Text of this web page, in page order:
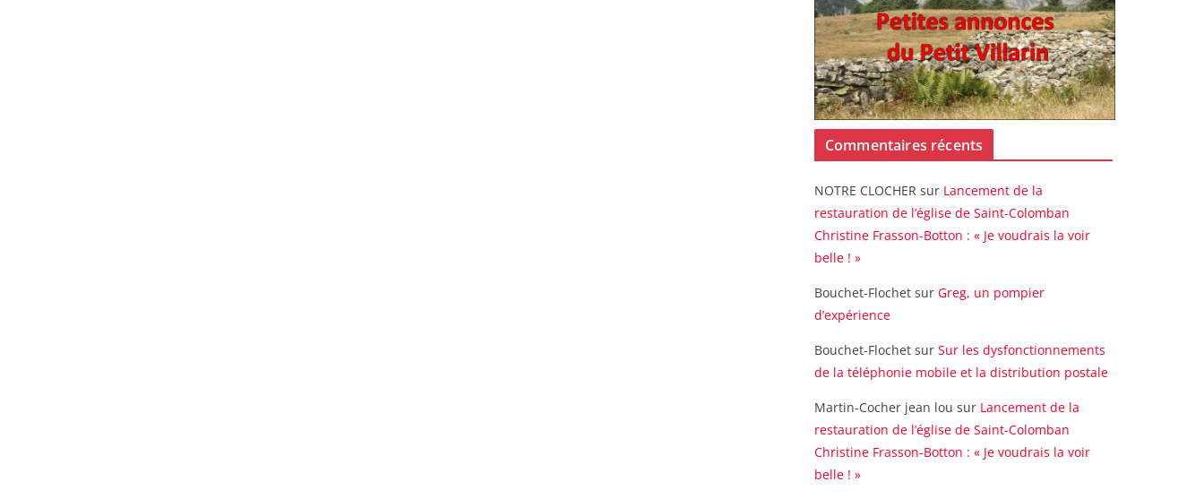
Commentaires récents
NOTRE CLOCHER sur Lancement de la
restauration de l’église de Saint-Colomban
Christine Frasson-Botton : « Je voudrais la voir
belle ! »
Bouchet-Flochet sur Greg, un pompier
d’expérience
Bouchet-Flochet sur Sur les dysfonctionnements
de la téléphonie mobile et la distribution postale
Martin-Cocher jean lou sur Lancement de la
restauration de l’église de Saint-Colomban
Christine Frasson-Botton : « Je voudrais la voir
belle ! »